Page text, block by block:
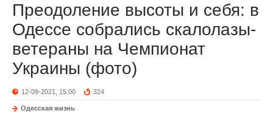
Преодоление высоты и себя: в
Одессе собрались скалолазы-
ветераны на Чемпионат
Украины (фото)
12-09-2021, 15:00 324
Одесская жизнь